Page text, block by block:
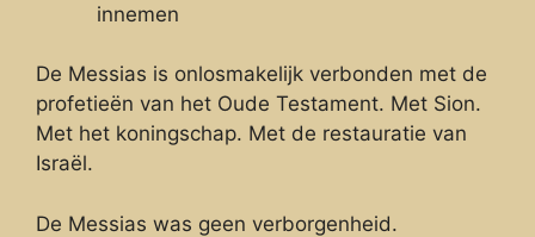
innemen
De Messias is onlosmakelijk verbonden met de
profetieën van het Oude Testament. Met Sion.
Met het koningschap. Met de restauratie van
Israël.
De Messias was geen verborgenheid.